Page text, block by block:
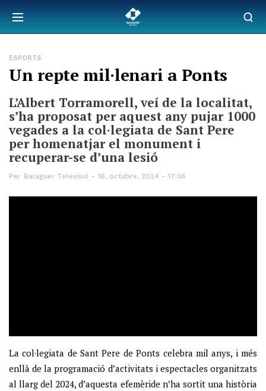
ESPORTS
Un repte mil·lenari a Ponts
L’Albert Torramorell, veí de la localitat,
s’ha proposat per aquest any pujar 1000
vegades a la col·legiata de Sant Pere
per homenatjar el monument i
recuperar-se d’una lesió
Per Balaguer Televisió 16, octubre, 2024 - 17:36
La col·legiata de Sant Pere de Ponts celebra mil anys, i més
enllà de la programació d’activitats i espectacles organitzats
al llarg del 2024, d’aquesta efemèride n’ha sortit una història